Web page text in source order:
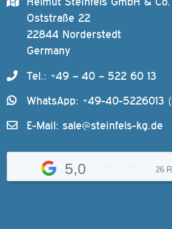
Oststraße 22
22844 Norderstedt
Germany
Tel.: +49 – 40 – 522 60 13
WhatsApp: +49-40-5226013
E-Mail: sale@steinfels-kg.de
5,0 26